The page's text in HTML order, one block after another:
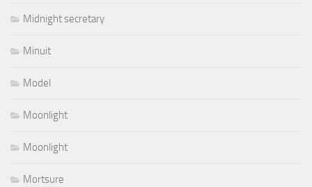
Midnight secretary
Minuit
Model
Moonlight
Moonlight
Mortsure